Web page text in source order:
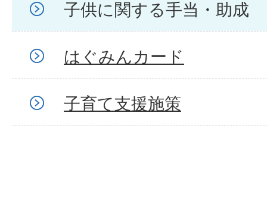
子供に関する手当・助成
はぐみんカード
子育て支援施策